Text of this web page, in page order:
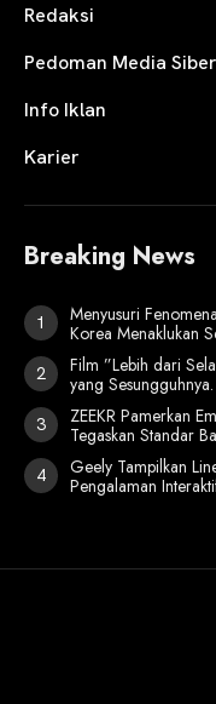
Redaksi
Pedoman Media Siber
Info Iklan
Karier
Breaking News
Menyusuri
Korea Menaklukan
Film ”Lebih dari
yang Sesungguhnya.
ZEEKR Pamerkan
Tegaskan Standar
Geely Tampilkan
Pengalaman